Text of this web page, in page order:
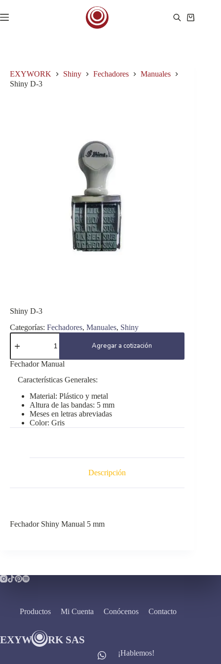
al
contenido
Carro
EXYWORK Shiny Fechadores
Manuales
Shiny D-3
Shiny D-3
Categorías: Fechadores, Manuales, Shiny
Shiny
D-
cantidad
Agregar a cotización
Fechador Manual
Características Generales:
Material: Plástico y metal
Altura de las bandas: 5 mm
Meses en letras abreviadas
Color: Gris
Descripción
Fechador Shiny Manual 5 mm
Productos Mi Cuenta Conócenos Contacto
¡Hablemos!